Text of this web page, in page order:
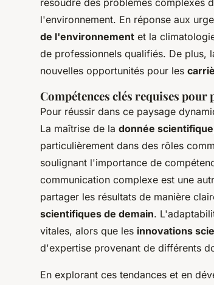
résoudre des problèmes complexes
l'environnement. En réponse aux
de l'environnement et la
de professionnels qualifiés. De plus,
nouvelles opportunités pour les
Compétences clés requises pour
Pour réussir dans ce paysage
La maîtrise de la donnée scientifique
particulièrement dans des rôles
soulignant l'importance de
communication complexe est une
partager les résultats de manière
scientifiques de demain.
vitales, alors que les innovations
d'expertise provenant de différents
En explorant ces tendances et en